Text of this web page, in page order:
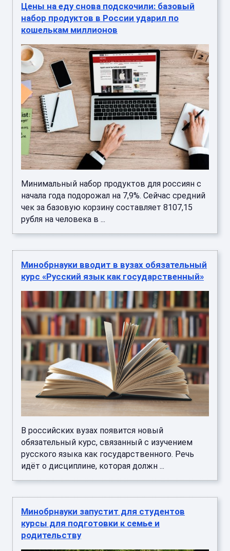
Цены на еду снова подскочили: базовый
набор продуктов в России ударил по
кошелькам миллионов
Минимальный набор продуктов для россиян с
начала года подорожал на 7,9%. Сейчас средний
чек за базовую корзину составляет 8107,15
рубля на человека в ...
Минобрнауки вводит в вузах обязательный
курс «Русский язык как государственный»
В российских вузах появится новый
обязательный курс, связанный с изучением
русского языка как государственного. Речь
идёт о дисциплине, которая должн ...
Минобрнауки запустит для студентов
курсы для подготовки к семье и
родительству